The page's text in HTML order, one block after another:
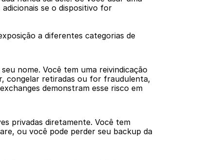
se o dispositivo for
a diferentes categorias de
nome. Você tem uma reivindicação
congelar retiradas ou for fraudulenta,
demonstram esse risco em
privadas diretamente. Você tem
ou você pode perder seu backup da